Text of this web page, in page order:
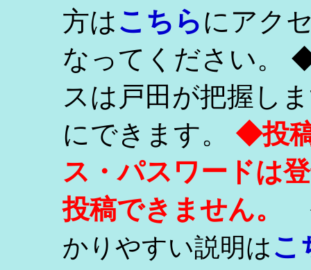
方はこちらにアク
なってください。
スは戸田が把握し
にできます。 ◆投
ス・パスワードは
投稿できません。
かりやすい説明はこ